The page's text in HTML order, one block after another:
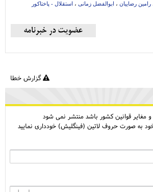
رامین رضاییان ، ابوالفضل زمانی ، استقلال - پاختاکور
گزارش خطا
مغایر قوانین کشور باشد منتشر نمی شود
به صورت حروف لاتین (فینگلیش) خودداری نمایید